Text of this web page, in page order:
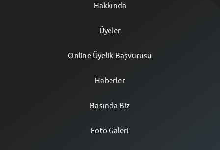
Hakkında
Üyeler
Online Üyelik Başvurusu
Haberler
Basında Biz
Foto Galeri